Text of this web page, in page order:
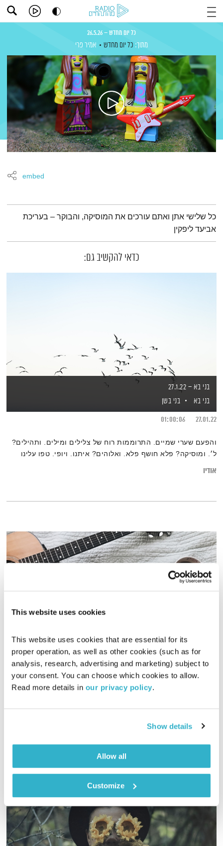
This website uses cookies
This website uses cookies that are essential for its
proper operation, as well as other cookies (such as for
analysis, research, advertising and marketing) subject to
your consent. You can choose which cookies to allow.
Read more details in our privacy policy.
Show details
Allow all
Customize
כל יום מחדש – 26.5.26
מתוך: כל יום מחדש אמיר פרי
embed
תמצית הפודקאסט
כל שלישי אתן ואתם עורכים את המוסיקה, והבוקר – בעריכת
אביעד ליפקין
כדאי להקשיב גם:
בני בא – 27.1.22
בני בא
בני בשן
27.01.22
01:00:06
והפעם שערי שמיים. התרוממות רוח של צלילים ומילים. ותהילים?
ל׳. ומוסיקה? פלא חושף פלא. ואלוהים? איתנו. ויופי. טפו עלינו
אודיו
זריחתה של השקיעה
טלי פולק
28.10.18
01:56:00